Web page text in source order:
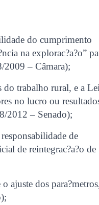
do cumprimento
na explorac?a?o”
2009 – Câmara);
do trabalho rural, e a Lei
no lucro ou
2012 – Senado);
de
de reintegrac?a?o de
ajuste dos